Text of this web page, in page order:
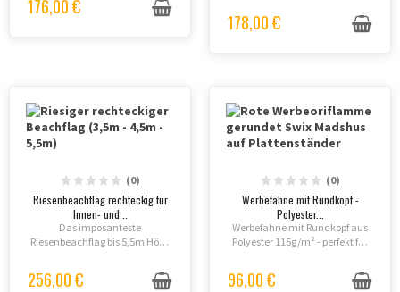
Karosseriekontakt.
176,00 €
Werbung und Sichtbarkeit
unterwegs.
178,00 €
(0)
Riesenbeachflag rechteckig für
Innen- und...
Das imposanteste
Riesenbeachflag bis 5,5m Höhe
256,00 €
(0)
Werbefahne mit Rundkopf -
Polyester...
Werbefahne mit Rundkopf aus
Polyester 115g/m² - perfekt für
Brandschutz B1, einseitig oder
beidseitig bedruckbar.
96,00 €